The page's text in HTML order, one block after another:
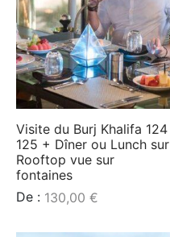
Visite du Burj Khalifa 124
125 + Dîner ou Lunch sur
Rooftop vue sur
fontaines
De : 130,00 €